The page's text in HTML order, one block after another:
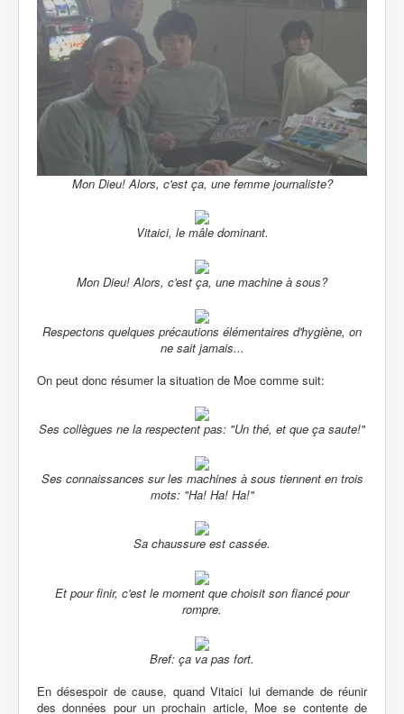
Mon Dieu! Alors, c'est ça, une femme journaliste?
Vitaici, le mâle dominant.
Mon Dieu! Alors, c'est ça, une machine à sous?
Respectons quelques précautions élémentaires d'hygiène, on
ne sait jamais...
On peut donc résumer la situation de Moe comme suit:
Ses collègues ne la respectent pas: "Un thé, et que ça saute!"
Ses connaissances sur les machines à sous tiennent en trois
mots: "Ha! Ha! Ha!"
Sa chaussure est cassée.
Et pour finir, c'est le moment que choisit son fiancé pour
rompre.
Bref: ça va pas fort.
En désespoir de cause, quand Vitaici lui demande de réunir
des données pour un prochain article, Moe se contente de